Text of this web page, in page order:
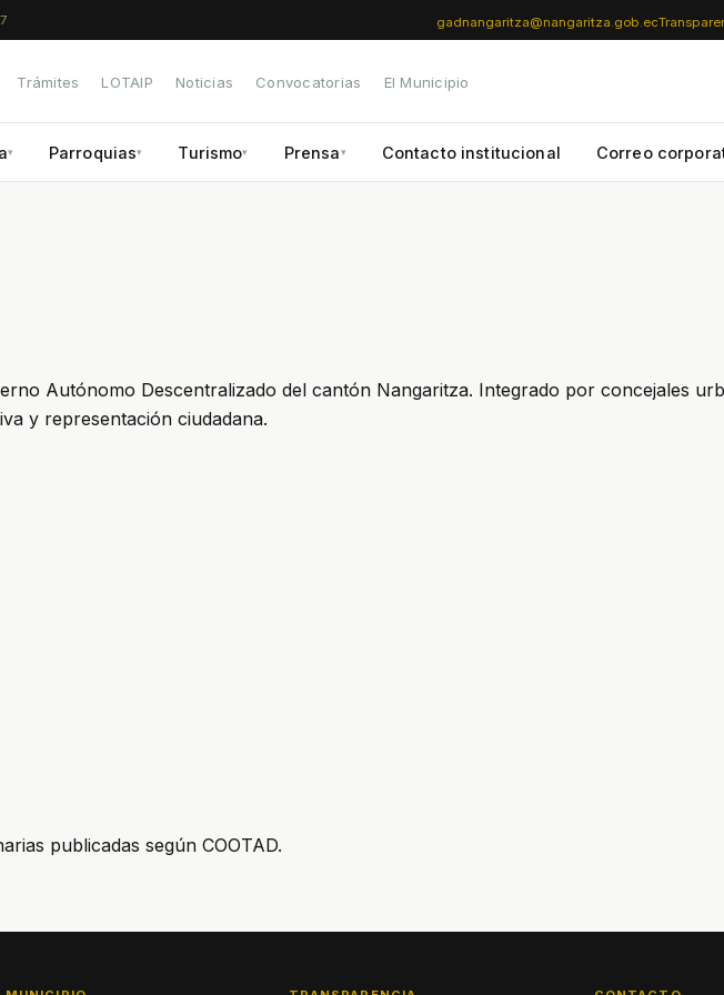
gadnangaritza@nangaritza.gob.ec
Trámites LOTAIP Noticias Convocatorias El Municipio
▾ Parroquias▾ Turismo▾ Prensa▾ Contacto institucional Correo
Autónomo Descentralizado del cantón Nangaritza. Integrado por concejales
y representación ciudadana.
publicadas según COOTAD.